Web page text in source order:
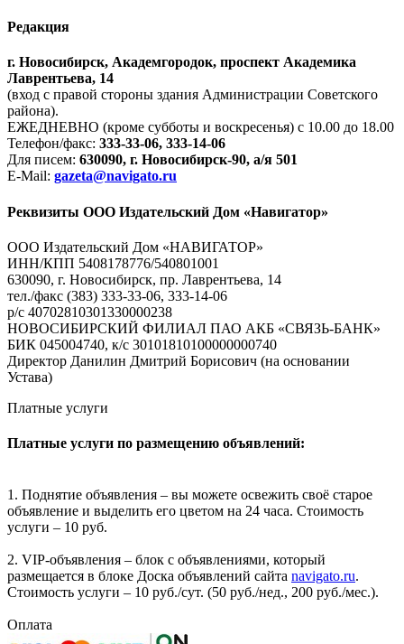
Редакция
г. Новосибирск, Академгородок, проспект Академика
Лаврентьева, 14
(вход с правой стороны здания Администрации Советского
района).
ЕЖЕДНЕВНО (кроме субботы и воскресенья) с 10.00 до 18.00
Телефон/факс: 333-33-06, 333-14-06
Для писем: 630090, г. Новосибирск-90, а/я 501
E-Mail: gazeta@navigato.ru
Реквизиты ООО Издательский Дом «Навигатор»
ООО Издательский Дом «НАВИГАТОР»
ИНН/КПП 5408178776/540801001
630090, г. Новосибирск, пр. Лаврентьева, 14
тел./факс (383) 333-33-06, 333-14-06
р/с 40702810301330000238
НОВОСИБИРСКИЙ ФИЛИАЛ ПАО АКБ «СВЯЗЬ-БАНК»
БИК 045004740, к/с 30101810100000000740
Директор Данилин Дмитрий Борисович (на основании
Устава)
Платные услуги
Платные услуги по размещению объявлений:
1. Поднятие объявления – вы можете освежить своё старое
объявление и выделить его цветом на 24 часа. Стоимость
услуги – 10 руб.
2. VIP-объявления – блок с объявлениями, который
размещается в блоке Доска объявлений сайта navigato.ru.
Стоимость услуги – 10 руб./сут. (50 руб./нед., 200 руб./мес.).
Оплата